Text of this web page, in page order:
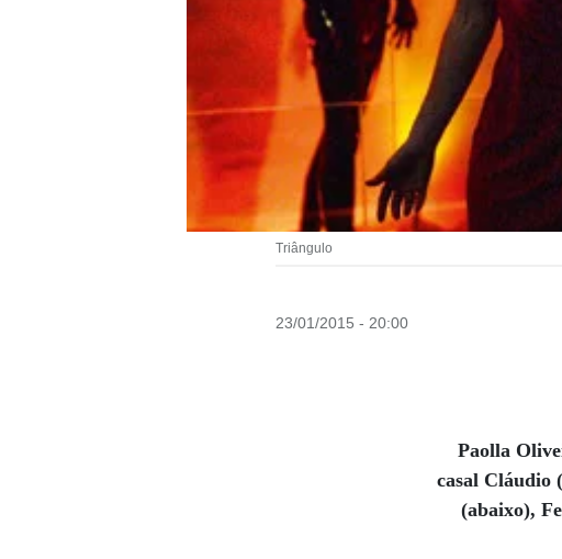
Triângulo
23/01/2015 - 20:00
Paolla
casal Cláudio
(abaixo),